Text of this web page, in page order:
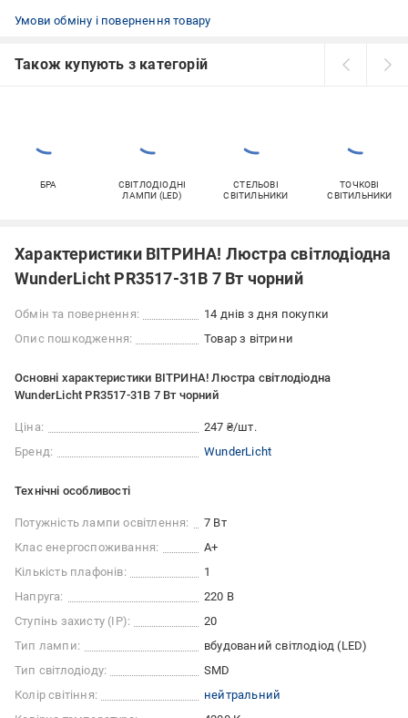
Умови обміну і повернення товару
Також купують з категорій
БРА
СВІТЛОДІОДНІ
ЛАМПИ (LED)
СТЕЛЬОВІ
СВІТИЛЬНИКИ
ТОЧКОВІ
СВІТИЛЬНИКИ
Характеристики ВІТРИНА! Люстра світлодіодна
WunderLicht PR3517-31B 7 Вт чорний
Обмін та повернення:
14 днів з дня покупки
Опис пошкодження:
Товар з вітрини
Основні характеристики ВІТРИНА! Люстра світлодіодна
WunderLicht PR3517-31B 7 Вт чорний
Ціна:
247 ₴/шт.
Бренд:
WunderLicht
Технічні особливості
Потужність лампи освітлення:
7 Вт
Клас енергоспоживання:
A+
Кількість плафонів:
1
Напруга:
220 В
Ступінь захисту (IP):
20
Тип лампи:
вбудований світлодіод (LED)
Тип світлодіоду:
SMD
Колір світіння:
нейтральний